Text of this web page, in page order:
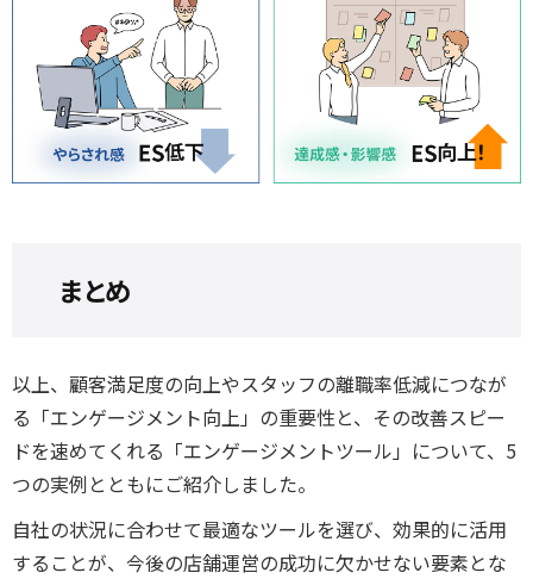
まとめ
以上、顧客満足度の向上やスタッフの離職率低減につなが
る「エンゲージメント向上」の重要性と、その改善スピー
ドを速めてくれる「エンゲージメントツール」について、5
つの実例とともにご紹介しました。
自社の状況に合わせて最適なツールを選び、効果的に活用
することが、今後の店舗運営の成功に欠かせない要素とな